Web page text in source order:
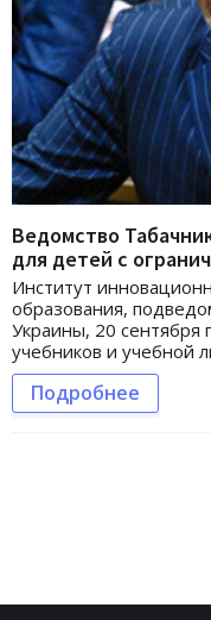
Ведомство
для детей с
Институт
образования,
Украины, 20 сентября
учебников и учебной
Подробнее